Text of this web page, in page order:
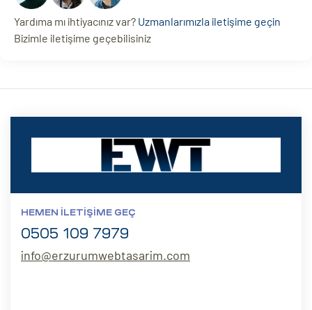
Yardıma mı ihtiyacınız var? Uzmanlarımızla iletişime geçin
Bizimle iletişime geçebilisiniz
HEMEN İLETIŞIME GEÇ
0505 109 7979
info@erzurumwebtasarim.com